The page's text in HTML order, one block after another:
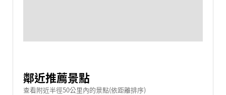
鄰近推薦景點
查看附近半徑50公里內的景點(依距離排序)